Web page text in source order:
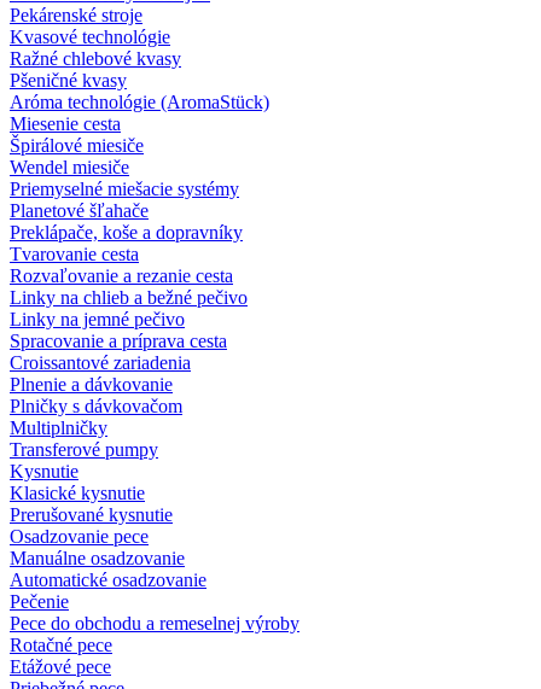
Pekárenské stroje
Kvasové technológie
Ražné chlebové kvasy
Pšeničné kvasy
Aróma technológie (AromaStück)
Miesenie cesta
Špirálové miesiče
Wendel miesiče
Priemyselné miešacie systémy
Planetové šľahače
Preklápače, koše a dopravníky
Tvarovanie cesta
Rozvaľovanie a rezanie cesta
Linky na chlieb a bežné pečivo
Linky na jemné pečivo
Spracovanie a príprava cesta
Croissantové zariadenia
Plnenie a dávkovanie
Plničky s dávkovačom
Multiplničky
Transferové pumpy
Kysnutie
Klasické kysnutie
Prerušované kysnutie
Osadzovanie pece
Manuálne osadzovanie
Automatické osadzovanie
Pečenie
Pece do obchodu a remeselnej výroby
Rotačné pece
Etážové pece